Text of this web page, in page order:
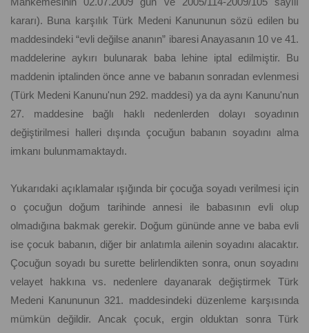
kararı). Buna karşılık Türk Medeni Kanununun sözü edilen bu
maddesindeki “evli değilse ananın” ibaresi Anayasanın 10 ve 41.
maddelerine aykırı bulunarak baba lehine iptal edilmiştir. Bu
maddenin iptalinden önce anne ve babanın sonradan evlenmesi
(Türk Medeni Kanunu'nun 292. maddesi) ya da aynı Kanunu'nun
27. maddesine bağlı haklı nedenlerden dolayı soyadının
değiştirilmesi halleri dışında çocuğun babanın soyadını alma
imkanı bulunmamaktaydı.
Yukarıdaki açıklamalar ışığında bir çocuğa soyadı verilmesi için
o çocuğun doğum tarihinde annesi ile babasının evli olup
olmadığına bakmak gerekir. Doğum gününde anne ve baba evli
ise çocuk babanın, diğer bir anlatımla ailenin soyadını alacaktır.
Çocuğun soyadı bu surette belirlendikten sonra, onun soyadını
velayet hakkına vs. nedenlere dayanarak değiştirmek Türk
Medeni Kanununun 321. maddesindeki düzenleme karşısında
mümkün değildir. Ancak çocuk, ergin olduktan sonra Türk